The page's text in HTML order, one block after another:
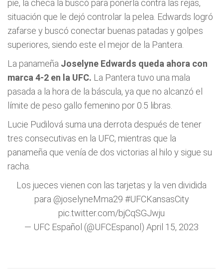
pie, la checa la buscó para ponerla contra las rejas,
situación que le dejó controlar la pelea. Edwards logró
zafarse y buscó conectar buenas patadas y golpes
superiores, siendo este el mejor de la Pantera.
La panameña Joselyne Edwards queda ahora con
marca 4-2 en la UFC. La Pantera tuvo una mala
pasada a la hora de la báscula, ya que no alcanzó el
límite de peso gallo femenino por 0.5 libras.
Lucie Pudilová suma una derrota después de tener
tres consecutivas en la UFC, mientras que la
panameña que venía de dos victorias al hilo y sigue su
racha.
Los jueces vienen con las tarjetas y la ven dividida
para @joselyneMma29 #UFCKansasCity
pic.twitter.com/bjCqSGJwju
— UFC Español (@UFCEspanol) April 15, 2023